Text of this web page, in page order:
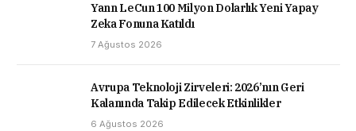
Yann LeCun 100 Milyon Dolarlık Yeni Yapay
Zeka Fonuna Katıldı
7 Ağustos 2026
Avrupa Teknoloji Zirveleri: 2026’nın Geri
Kalanında Takip Edilecek Etkinlikler
6 Ağustos 2026